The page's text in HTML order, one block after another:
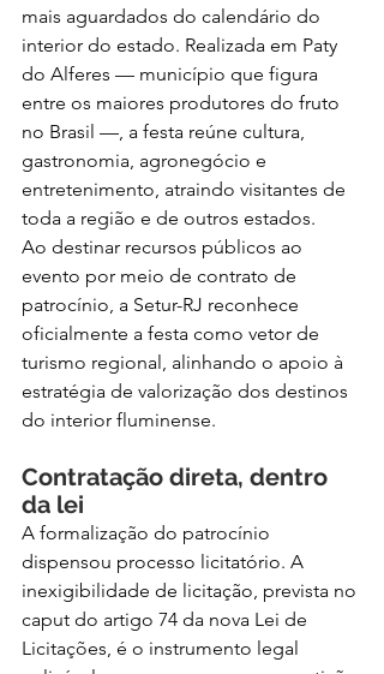
mais aguardados do calendário do
interior do estado. Realizada em Paty
do Alferes — município que figura
entre os maiores produtores do fruto
no Brasil —, a festa reúne cultura,
gastronomia, agronegócio e
entretenimento, atraindo visitantes de
toda a região e de outros estados.
Ao destinar recursos públicos ao
evento por meio de contrato de
patrocínio, a Setur-RJ reconhece
oficialmente a festa como vetor de
turismo regional, alinhando o apoio à
estratégia de valorização dos destinos
do interior fluminense.
Contratação direta, dentro
da lei
A formalização do patrocínio
dispensou processo licitatório. A
inexigibilidade de licitação, prevista no
caput do artigo 74 da nova Lei de
Licitações, é o instrumento legal